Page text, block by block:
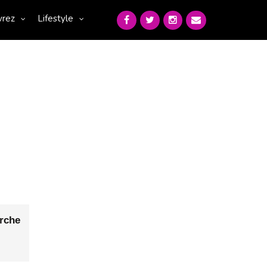
Lifestyle